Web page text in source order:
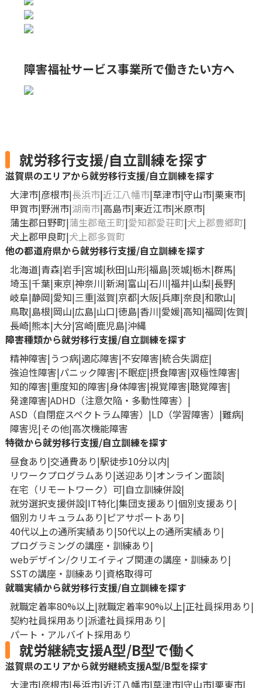
障害福祉サービス事業所で働きたい方へ
就労移行支援/自立訓練を探す
滋賀県のエリアから就労移行支援/自立訓練を探す
大津市 彦根市 長浜市 近江八幡市 草津市 守山市 栗東市
甲賀市 野洲市 湖南市 高島市 東近江市 米原市
蒲生郡日野町 蒲生郡竜王町 愛知郡愛荘町 犬上郡豊郷町
犬上郡甲良町 犬上郡多賀町
他の都道府県から就労移行支援/自立訓練を探す
北海道 青森 岩手 宮城 秋田 山形 福島 茨城 栃木 群馬
埼玉 千葉 東京 神奈川 新潟 富山 石川 福井 山梨 長野
岐阜 静岡 愛知 三重 滋賀 京都 大阪 兵庫 奈良 和歌山
鳥取 島根 岡山 広島 山口 徳島 香川 愛媛 高知 福岡 佐賀
長崎 熊本 大分 宮崎 鹿児島 沖縄
障害種類から就労移行支援/自立訓練を探す
精神障害 うつ病 適応障害 不安障害 統合失調症
強迫性障害 パニック障害 不眠症 摂食障害 双極性障害
知的障害 重度知的障害 身体障害 視覚障害 聴覚障害
発達障害 ADHD（注意欠陥・多動性障害）
ASD（自閉症スペクトラム障害）
LD（学習障害）
難病
障害児 その他 高次機能障害
特徴から就労移行支援/自立訓練を探す
昼食あり 交通費あり 駅徒歩10分以内
リワークプログラムあり 送迎あり オンライン面談
在宅（リモートワーク）可 自立訓練併設
就労選択支援併設 IT特化 集団支援あり 個別支援あり
個別カリキュラムあり ピアサポートあり
40代以上の通所実績あり 50代以上の通所実績あり
プログラミングの講座・訓練あり
webデザイン/クリエイティブ関連の講座・訓練あり
SSTの講座・訓練あり 資格取得可
就職実績から就労移行支援/自立訓練を探す
就職定着率80%以上 就職定着率90%以上 正社員採用あり
契約社員採用あり 派遣社員採用あり
パート・アルバイト採用あり
就労継続支援A型/B型で働く
滋賀県のエリアから就労継続支援A型/B型を探す
大津市 彦根市 長浜市 近江八幡市 草津市 守山市 栗東市